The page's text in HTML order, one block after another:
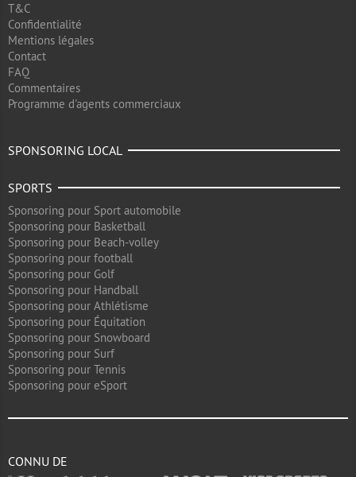
T&C
Confidentialité
Mentions légales
Contact
FAQ
Commentaires
Programme d'agents commerciaux
SPONSORING LOCAL
SPORTS
Sponsoring pour Sport automobile
Sponsoring pour Basketball
Sponsoring pour Beach-volley
Sponsoring pour football
Sponsoring pour Golf
Sponsoring pour Handball
Sponsoring pour Athlétisme
Sponsoring pour Équitation
Sponsoring pour Snowboard
Sponsoring pour Surf
Sponsoring pour Tennis
Sponsoring pour eSport
CONNU DE